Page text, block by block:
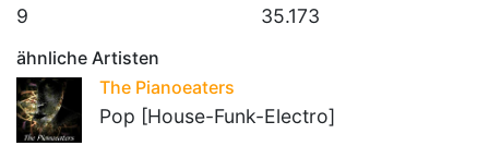
9
35.173
ähnliche Artisten
The Pianoeaters
Pop [House-Funk-Electro]